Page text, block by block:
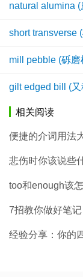
natural alumina (
short transverse
mill pebble (砾磨
gilt edged bill (
相关阅读
便捷的介词用法
悲伤时你该说些
too和enough该
7招教你做好笔记
经验分享：你的